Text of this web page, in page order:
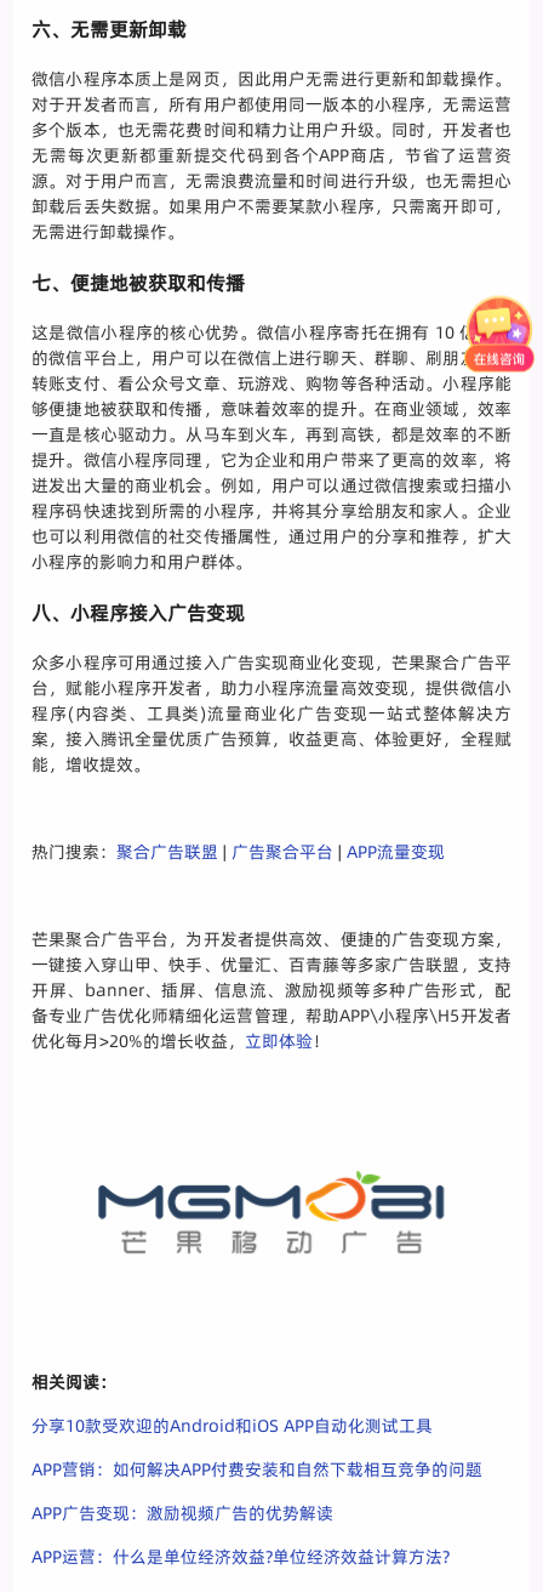
六、无需更新卸载
微信小程序本质上是网页，因此用户无需进行更新和卸载操作。
对于开发者而言，所有用户都使用同一版本的小程序，无需运营
多个版本，也无需花费时间和精力让用户升级。同时，开发者也
无需每次更新都重新提交代码到各个APP商店，节省了运营资
源。对于用户而言，无需浪费流量和时间进行升级，也无需担心
卸载后丢失数据。如果用户不需要某款小程序，只需离开即可，
无需进行卸载操作。
七、便捷地被获取和传播
这是微信小程序的核心优势。微信小程序寄托在拥有 10 亿用户
的微信平台上，用户可以在微信上进行聊天、群聊、刷朋友圈、
转账支付、看公众号文章、玩游戏、购物等各种活动。小程序能
够便捷地被获取和传播，意味着效率的提升。在商业领域，效率
一直是核心驱动力。从马车到火车，再到高铁，都是效率的不断
提升。微信小程序同理，它为企业和用户带来了更高的效率，将
迸发出大量的商业机会。例如，用户可以通过微信搜索或扫描小
程序码快速找到所需的小程序，并将其分享给朋友和家人。企业
也可以利用微信的社交传播属性，通过用户的分享和推荐，扩大
小程序的影响力和用户群体。
八、小程序接入广告变现
众多小程序可用通过接入广告实现商业化变现，芒果聚合广告平
台，赋能小程序开发者，助力小程序流量高效变现，提供微信小
程序(内容类、工具类)流量商业化广告变现一站式整体解决方
案，接入腾讯全量优质广告预算，收益更高、体验更好，全程赋
能，增收提效。
热门搜索：聚合广告联盟 |广告聚合平台 |APP流量变现
芒果聚合广告平台，为开发者提供高效、便捷的广告变现方案，
一键接入穿山甲、快手、优量汇、百青藤等多家广告联盟，支持
开屏、banner、插屏、信息流、激励视频等多种广告形式，配
备专业广告优化师精细化运营管理，帮助APP\小程序\H5开发者
优化每月>20%的增长收益， 立即体验！
相关阅读：
分享10款受欢迎的Android和iOS APP自动化测试工具
APP营销：如何解决APP付费安装和自然下载相互竞争的问题
APP广告变现：激励视频广告的优势解读
APP运营：什么是单位经济效益?单位经济效益计算方法?